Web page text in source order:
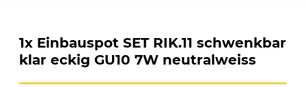
1x Einbauspot SET RIK.11 schwenkbar
klar eckig GU10 7W neutralweiss